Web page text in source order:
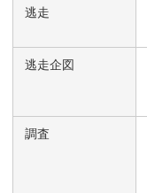
逃走
逃走企図
調査